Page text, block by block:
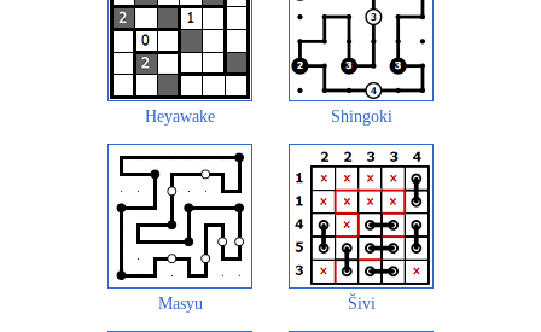
Heyawake Shingoki
Masyu Šivi